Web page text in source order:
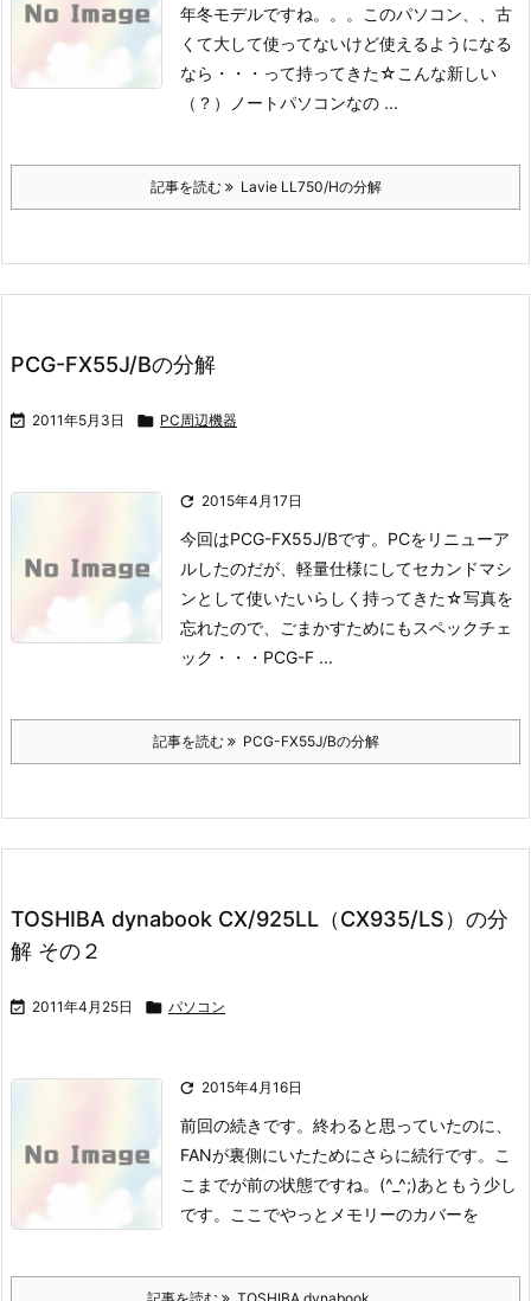
年冬モデルですね。。。
このパソコン、、古
くて大して使ってないけど使えるようになる
なら・・・ って持ってきた☆ こんな新しい
（？）ノートパソコンなの ...
記事を読む Lavie LL750/Hの分解
PCG-FX55J/Bの分解
 2011年5月3日  PC周辺機器
 2015年4月17日
今回はPCG-FX55J/Bです。 PCをリニューア
ルしたのだが、軽量仕様にしてセカンドマシ
ンとして使いたいらしく 持ってきた☆写真を
忘れたので、ごまかすためにもスペックチェ
ック・・・ PCG-F ...
記事を読む PCG-FX55J/Bの分解
TOSHIBA dynabook CX/925LL（CX935/LS）の分
解 その２
 2011年4月25日  パソコン
 2015年4月16日
前回の続きです。 終わると思っていたのに、
FANが裏側にいたためにさらに続行です。
こ
こまでが前の状態ですね。(^_^;)あともう少し
です。
ここでやっとメモリーのカバーを